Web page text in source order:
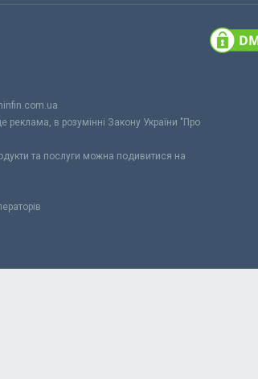
в розумінні Закону України "Про
та послуги можна подивитися на